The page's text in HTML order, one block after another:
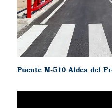
Puente M-510 Aldea del